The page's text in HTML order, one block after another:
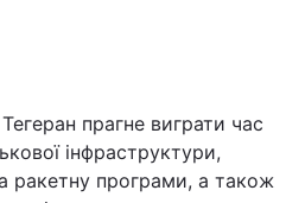
прагне виграти час
інфраструктури,
ракетну програми, а також